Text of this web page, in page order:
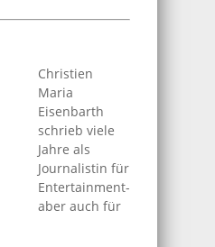
Christien
Maria
Eisenbarth
schrieb viele
Jahre als
Journalistin für
Entertainment-
aber auch für